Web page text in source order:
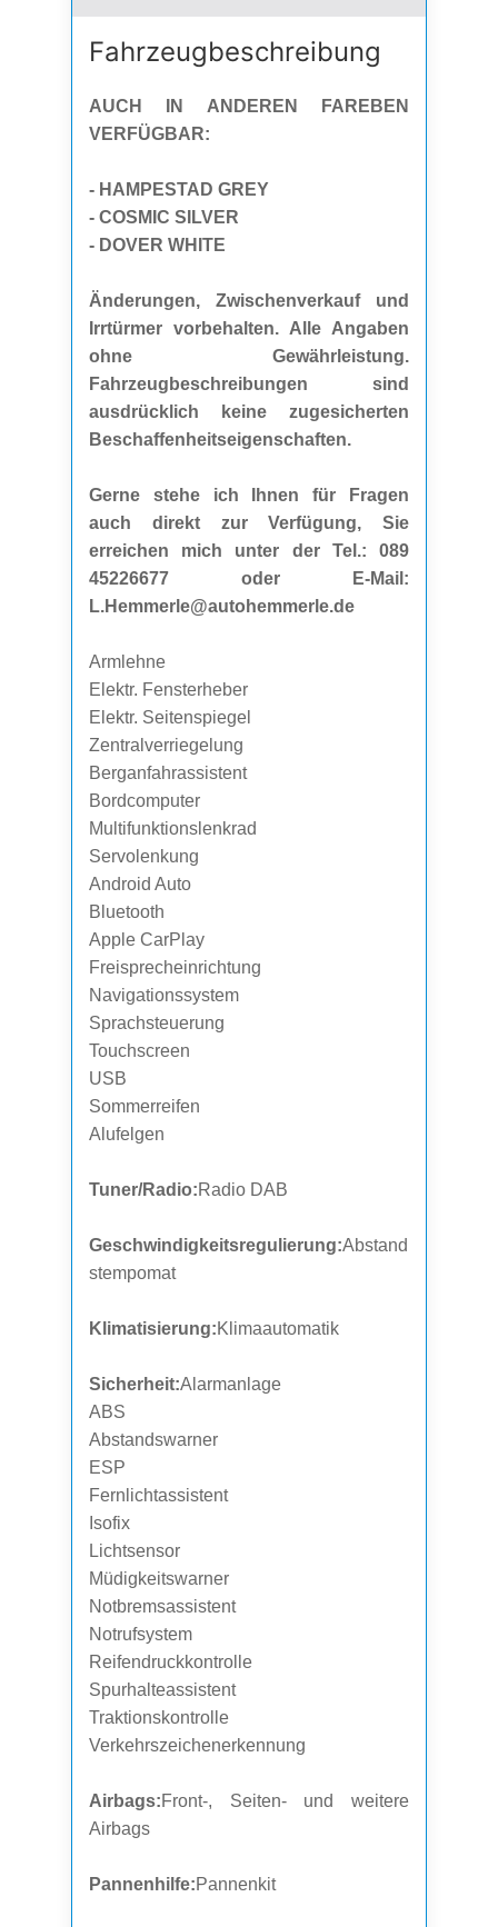
Fahrzeug­beschreibung
AUCH IN ANDEREN FAREBEN
VERFÜGBAR:
- HAMPESTAD GREY
- COSMIC SILVER
- DOVER WHITE
Änderungen, Zwischenverkauf und
Irrtürmer vorbehalten. Alle Angaben
ohne Gewährleistung.
Fahrzeugbeschreibungen sind
ausdrücklich keine zugesicherten
Beschaffenheitseigenschaften.
Gerne stehe ich Ihnen für Fragen
auch direkt zur Verfügung, Sie
erreichen mich unter der Tel.: 089
45226677 oder E-Mail:
L.Hemmerle@autohemmerle.de
Armlehne
Elektr. Fensterheber
Elektr. Seitenspiegel
Zentralverriegelung
Berganfahrassistent
Bordcomputer
Multifunktionslenkrad
Servolenkung
Android Auto
Bluetooth
Apple CarPlay
Freisprecheinrichtung
Navigationssystem
Sprachsteuerung
Touchscreen
USB
Sommerreifen
Alufelgen
Tuner/Radio:Radio DAB
Geschwindigkeitsregulierung:Abstand
stempomat
Klimatisierung:Klimaautomatik
Sicherheit:Alarmanlage
ABS
Abstandswarner
ESP
Fernlichtassistent
Isofix
Lichtsensor
Müdigkeitswarner
Notbremsassistent
Notrufsystem
Reifendruckkontrolle
Spurhalteassistent
Traktionskontrolle
Verkehrszeichenerkennung
Airbags:Front-, Seiten- und weitere
Airbags
Pannenhilfe:Pannenkit